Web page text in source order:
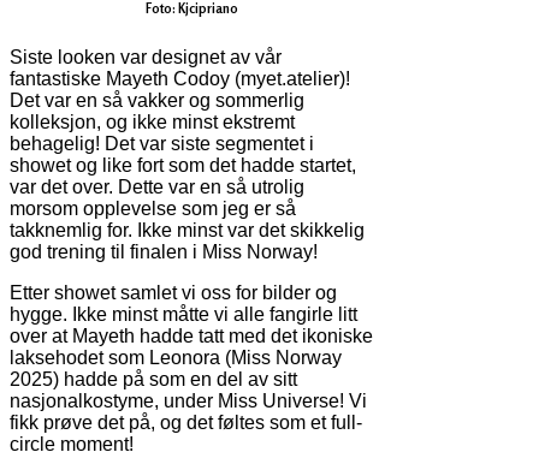
Foto: Kjcipriano
Siste looken var designet av vår
fantastiske Mayeth Codoy (myet.atelier)!
Det var en så vakker og sommerlig
kolleksjon, og ikke minst ekstremt
behagelig! Det var siste segmentet i
showet og like fort som det hadde startet,
var det over. Dette var en så utrolig
morsom opplevelse som jeg er så
takknemlig for. Ikke minst var det skikkelig
god trening til finalen i Miss Norway!
Etter showet samlet vi oss for bilder og
hygge. Ikke minst måtte vi alle fangirle litt
over at Mayeth hadde tatt med det ikoniske
laksehodet som Leonora (Miss Norway
2025) hadde på som en del av sitt
nasjonalkostyme, under Miss Universe! Vi
fikk prøve det på, og det føltes som et full-
circle moment!